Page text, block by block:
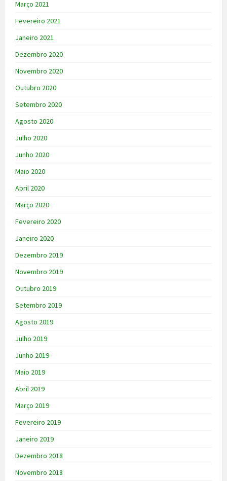
Março 2021
Fevereiro 2021
Janeiro 2021
Dezembro 2020
Novembro 2020
Outubro 2020
Setembro 2020
Agosto 2020
Julho 2020
Junho 2020
Maio 2020
Abril 2020
Março 2020
Fevereiro 2020
Janeiro 2020
Dezembro 2019
Novembro 2019
Outubro 2019
Setembro 2019
Agosto 2019
Julho 2019
Junho 2019
Maio 2019
Abril 2019
Março 2019
Fevereiro 2019
Janeiro 2019
Dezembro 2018
Novembro 2018